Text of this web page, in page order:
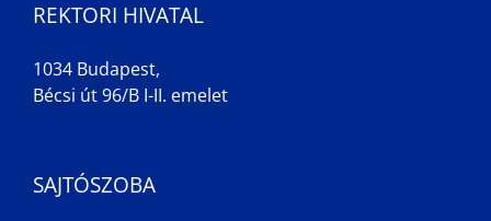
REKTORI HIVATAL
1034 Budapest,
Bécsi út 96/B I-II. emelet
SAJTÓSZOBA